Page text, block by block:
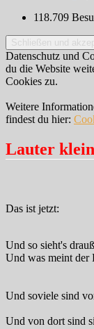
118.709
Datenschutz und
du die Website
Cookies zu.
Weitere
findest du hier:
Lauter
Das ist jetzt:
Und so sieht's
Und was meint der
Und soviele sind
Und von dort sind